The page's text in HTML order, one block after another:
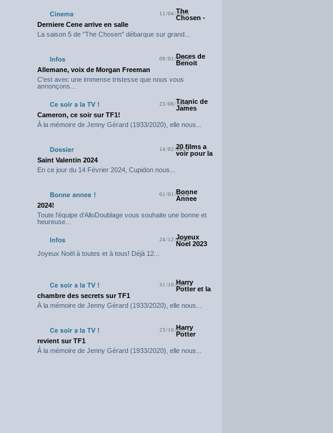
11/04/2025
The
Chosen -
Derniere Cene arrive en salle
La saison 5 de "The Chosen" débarque sur grand...
09/01/2025Deces de
Benoit
Allemane, voix de Morgan Freeman
C'est avec une immense tristesse que nous vous
annonçons...
23/06/2024Titanic de
James
Cameron, ce soir sur TF1!
À la mémoire de Jenny Gérard (1933/2020), elle nous...
14/02/202420 films a
voir pour la
Saint Valentin 2024
En ce jour du 14 Février 2024, Cupidon nous...
01/01/2024
Bonne
Annee
2024!
Toute l'équipe d'AlloDoublage vous souhaite une bonne et
heureuse...
24/12/2023
Joyeux
Noel 2023
Joyeux Noël à toutes et à tous! Déjà 12...
31/10/2023
Harry
Potter et la
chambre des secrets sur TF1
À la mémoire de Jenny Gérard (1933/2020), elle nous...
23/10/2023
Harry
Potter
revient sur TF1
À la mémoire de Jenny Gérard (1933/2020), elle nous...